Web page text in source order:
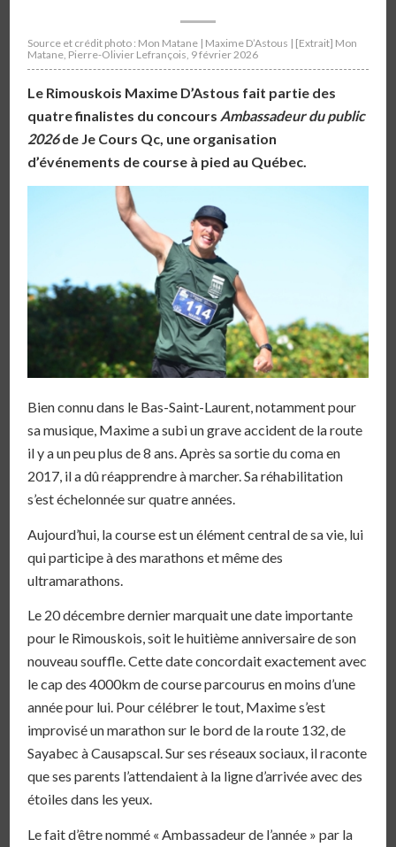
Source et crédit photo : Mon Matane | Maxime D’Astous | [Extrait] Mon
Matane, Pierre-Olivier Lefrançois, 9 février 2026
Le Rimouskois Maxime D’Astous fait partie des
quatre finalistes du concours Ambassadeur du public
2026de Je Cours Qc, une organisation
d’événements de course à pied au Québec.
Bien connu dans le Bas-Saint-Laurent, notamment pour
sa musique, Maxime a subi un grave accident de la route
il y a un peu plus de 8 ans. Après sa sortie du coma en
2017, il a dû réapprendre à marcher. Sa réhabilitation
s’est échelonnée sur quatre années.
Aujourd’hui, la course est un élément central de sa vie, lui
qui participe à des marathons et même des
ultramarathons.
Le 20 décembre dernier marquait une date importante
pour le Rimouskois, soit le huitième anniversaire de son
nouveau souffle. Cette date concordait exactement avec
le cap des 4000km de course parcourus en moins d’une
année pour lui. Pour célébrer le tout, Maxime s’est
improvisé un marathon sur le bord de la route 132, de
Sayabec à Causapscal. Sur ses réseaux sociaux, il raconte
que ses parents l’attendaient à la ligne d’arrivée avec des
étoiles dans les yeux.
Le fait d’être nommé « Ambassadeur de l’année » par la